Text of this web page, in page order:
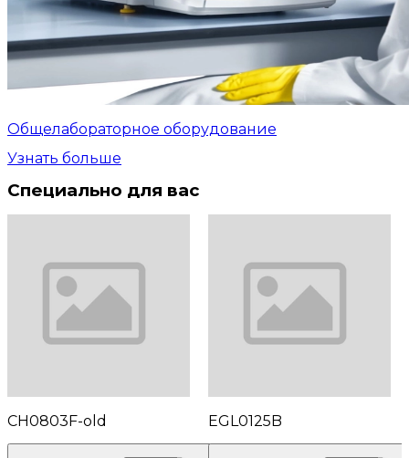
Общелабораторное оборудование
Узнать больше
Специально для вас
CH0803F-old EGL0125B